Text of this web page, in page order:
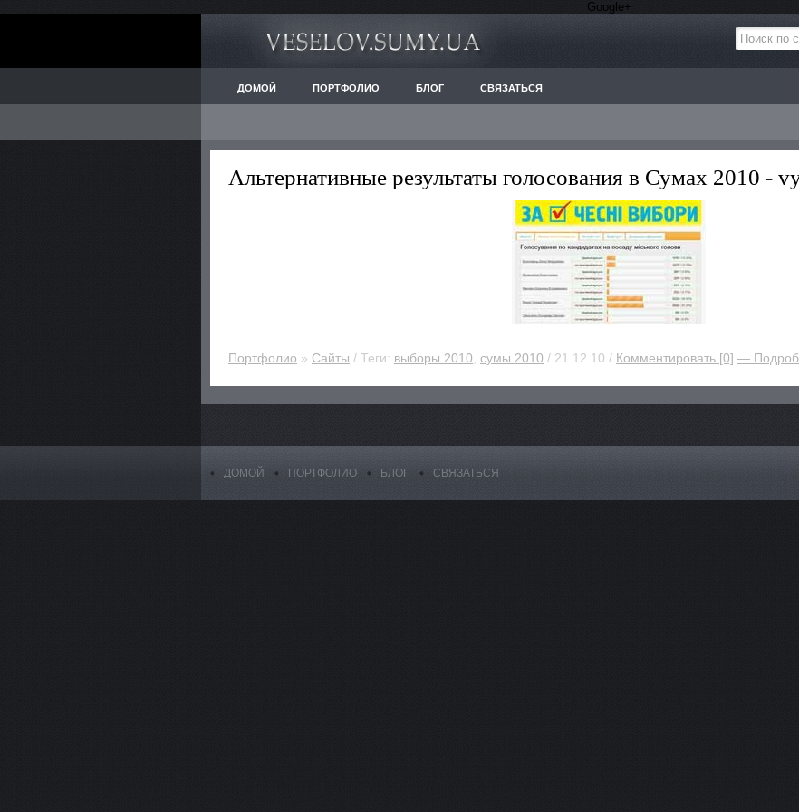
Google+
ДОМОЙ ПОРТФОЛИО БЛОГ СВЯЗАТЬСЯ
Альтернативные результаты голосования в Сумах 2010 -
Портфолио » Cайты / Теги: выборы 2010 сумы 2010 / 21.12.10 / Комментировать [0] —
ДОМОЙ ПОРТФОЛИО БЛОГ СВЯЗАТЬСЯ